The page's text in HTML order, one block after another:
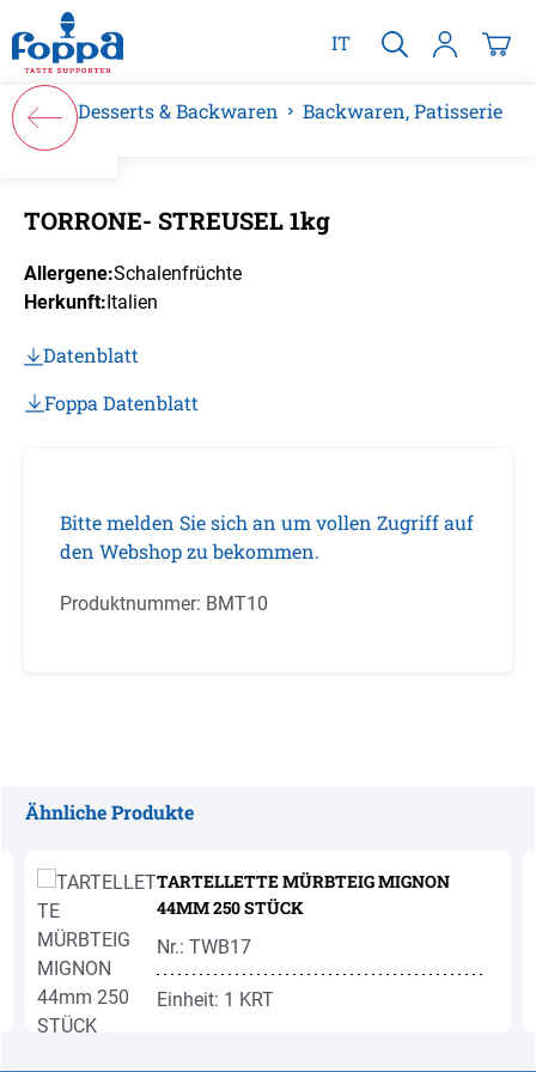
springen
IT
Desserts & Backwaren Backwaren, Patisserie
TORRONE- STREUSEL 1kg
Allergene:Schalenfrüchte
Herkunft:Italien
Datenblatt
Foppa Datenblatt
Bitte melden Sie sich an um vollen Zugriff auf
den Webshop zu bekommen.
Produktnummer: BMT10
Ähnliche Produkte
TARTELLETTE MÜRBTEIG MIGNON
44MM 250 STÜCK
Nr.: TWB17
Einheit: 1 KRT